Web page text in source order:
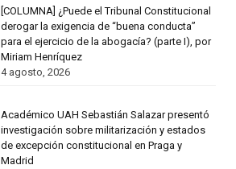
[COLUMNA] ¿Puede el Tribunal Constitucional
derogar la exigencia de “buena conducta”
para el ejercicio de la abogacía? (parte I), por
Miriam Henríquez
4 agosto, 2026
Académico UAH Sebastián Salazar presentó
investigación sobre militarización y estados
de excepción constitucional en Praga y
Madrid